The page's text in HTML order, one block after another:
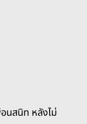
นสนิท หลังไม่